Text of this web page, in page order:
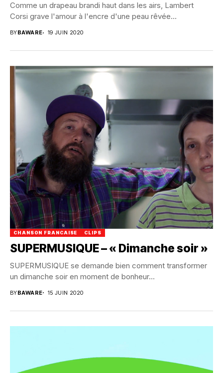
Comme un drapeau brandi haut dans les airs, Lambert
Corsi grave l'amour à l'encre d'une peau rêvée...
BYBAWARE 19 JUIN 2020
CHANSON FRANCAISE CLIPS
SUPERMUSIQUE – « Dimanche soir »
SUPERMUSIQUE se demande bien comment transformer
un dimanche soir en moment de bonheur...
BYBAWARE 15 JUIN 2020